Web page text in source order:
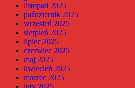
listopad 2025
październik 2025
wrzesień 2025
sierpień 2025
lipiec 2025
czerwiec 2025
maj 2025
kwiecień 2025
marzec 2025